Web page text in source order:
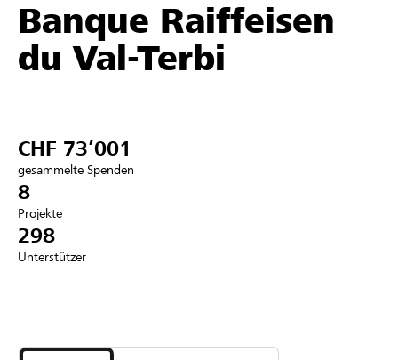
Unterstützen
Hilfe & Support
Anmelden
DE FR IT
Banque Raiffeisen
du Val-Terbi
CHF 73’001
gesammelte Spenden
8
Projekte
298
Unterstützer
Projekte